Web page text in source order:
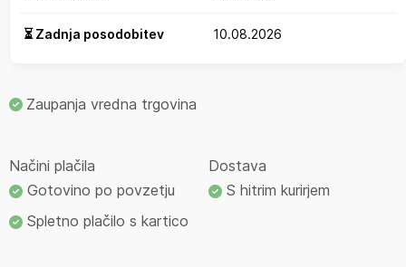
⏳ Zadnja posodobitev 10.08.2026
Zaupanja vredna trgovina
Načini plačila
Gotovino po povzetju
Spletno plačilo s kartico
Dostava
S hitrim kurirjem